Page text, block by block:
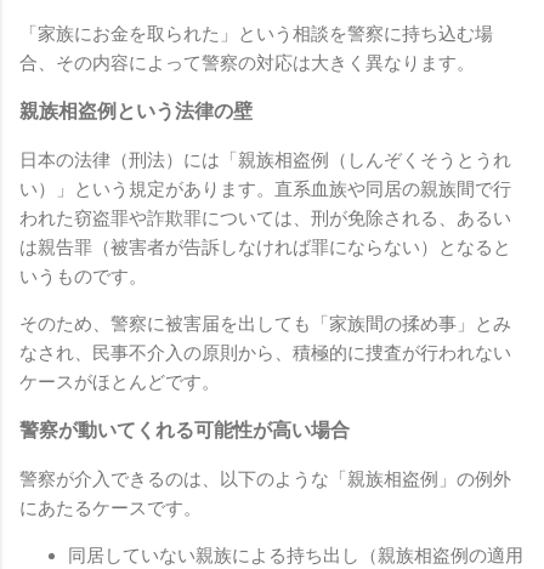
「家族にお金を取られた」という相談を警察に持ち込む場
合、その内容によって警察の対応は大きく異なります。
親族相盗例という法律の壁
日本の法律（刑法）には「親族相盗例（しんぞくそうとうれ
い）」という規定があります。直系血族や同居の親族間で行
われた窃盗罪や詐欺罪については、刑が免除される、あるい
は親告罪（被害者が告訴しなければ罪にならない）となると
いうものです。
そのため、警察に被害届を出しても「家族間の揉め事」とみ
なされ、民事不介入の原則から、積極的に捜査が行われない
ケースがほとんどです。
警察が動いてくれる可能性が高い場合
警察が介入できるのは、以下のような「親族相盗例」の例外
にあたるケースです。
同居していない親族による持ち出し（親族相盗例の適用